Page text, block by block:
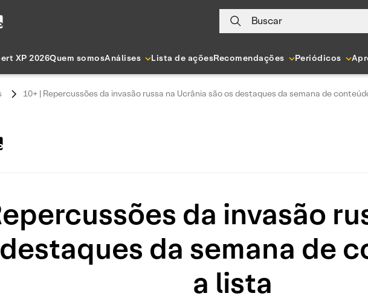
Buscar
XP 2026Quem somosAnálises Lista de açõesRecomendações Periódicos
10+ | Repercussões da invasão russa na Ucrânia são os destaques da semana de
da invasão
da semana de
a lista